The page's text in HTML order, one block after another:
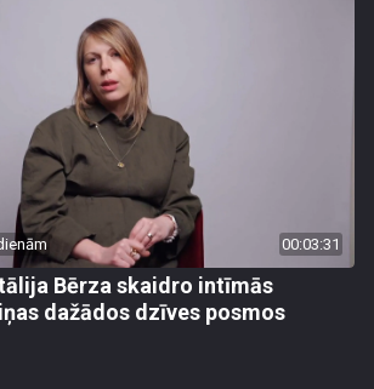
00:03:31
Bērza skaidro intīmās
dažādos dzīves posmos